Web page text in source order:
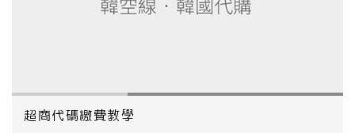
超商代碼繳費教學